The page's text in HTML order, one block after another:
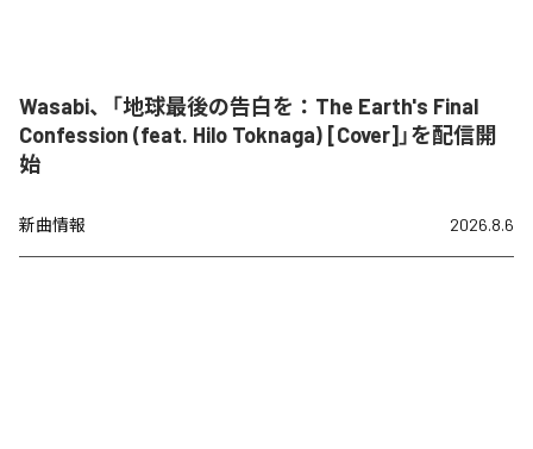
Wasabi、「地球最後の告白を：The Earth's Final
Confession (feat. Hilo Toknaga) [Cover]」を配信開
始
新曲情報 2026.8.6